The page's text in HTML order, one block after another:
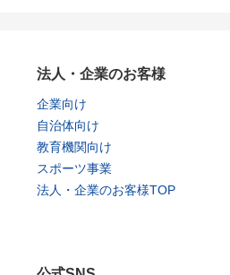
法人・企業のお客様
企業向け
自治体向け
教育機関向け
スポーツ事業
法人・企業のお客様TOP